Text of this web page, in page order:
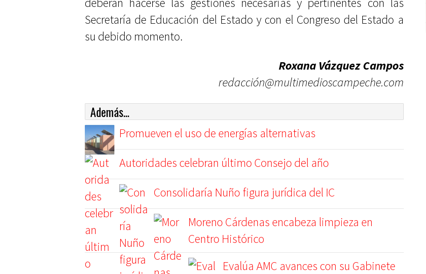
Secretaría de Educación del Estado y con el Congreso del Estado a
su debido momento.
Roxana Vázquez Campos
redacción@multimedioscampeche.com
Además...
Promueven el uso de energías alternativas
Autoridades celebran último Consejo del año
Consolidaría Nuño figura jurídica del IC
Moreno Cárdenas encabeza limpieza en
Centro Histórico
Evalúa AMC avances con su Gabinete